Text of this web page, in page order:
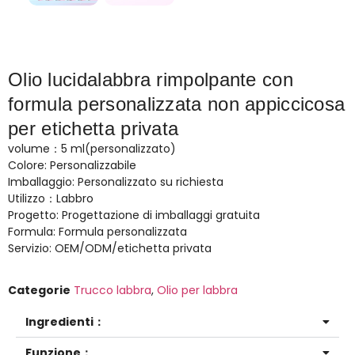
Olio lucidalabbra rimpolpante con
formula personalizzata non appiccicosa
per etichetta privata
volume：5 ml(personalizzato)
Colore: Personalizzabile
Imballaggio: Personalizzato su richiesta
Utilizzo：Labbro
Progetto: Progettazione di imballaggi gratuita
Formula: Formula personalizzata
Servizio: OEM/ODM/etichetta privata
Categorie Trucco labbra, Olio per labbra
Ingredienti：